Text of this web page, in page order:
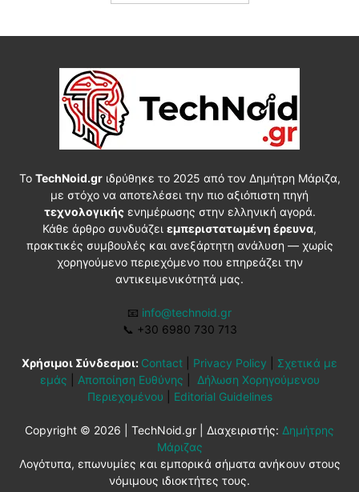
Το TechNoid.grιδρύθηκε το 2025 από τον Δημήτρη Μάριζα,
με στόχο να αποτελέσει την πιο αξιόπιστη πηγή
τεχνολογικήςενημέρωσης στην ελληνική αγορά.
Κάθε άρθρο συνδυάζει εμπεριστατωμένη έρευνα,
πρακτικές συμβουλές και ανεξάρτητη ανάλυση — χωρίς
χορηγούμενο περιεχόμενο που επηρεάζει την
αντικειμενικότητά μας.
📧 info@technoid.gr
📞 +30 6980 730 713
Χρήσιμοι Σύνδεσμοι: Contact Privacy Policy
Σχετικά με
εμάς
Αποποίηση Ευθύνης
Δήλωση Χορηγούμενου
Περιεχομένου
Editorial Guidelines
Copyright © 2026 | TechNoid.gr | Διαχειριστής: Δημήτρης
Μάριζας
Λογότυπα, επωνυμίες και εμπορικά σήματα ανήκουν στους
νόμιμους ιδιοκτήτες τους.